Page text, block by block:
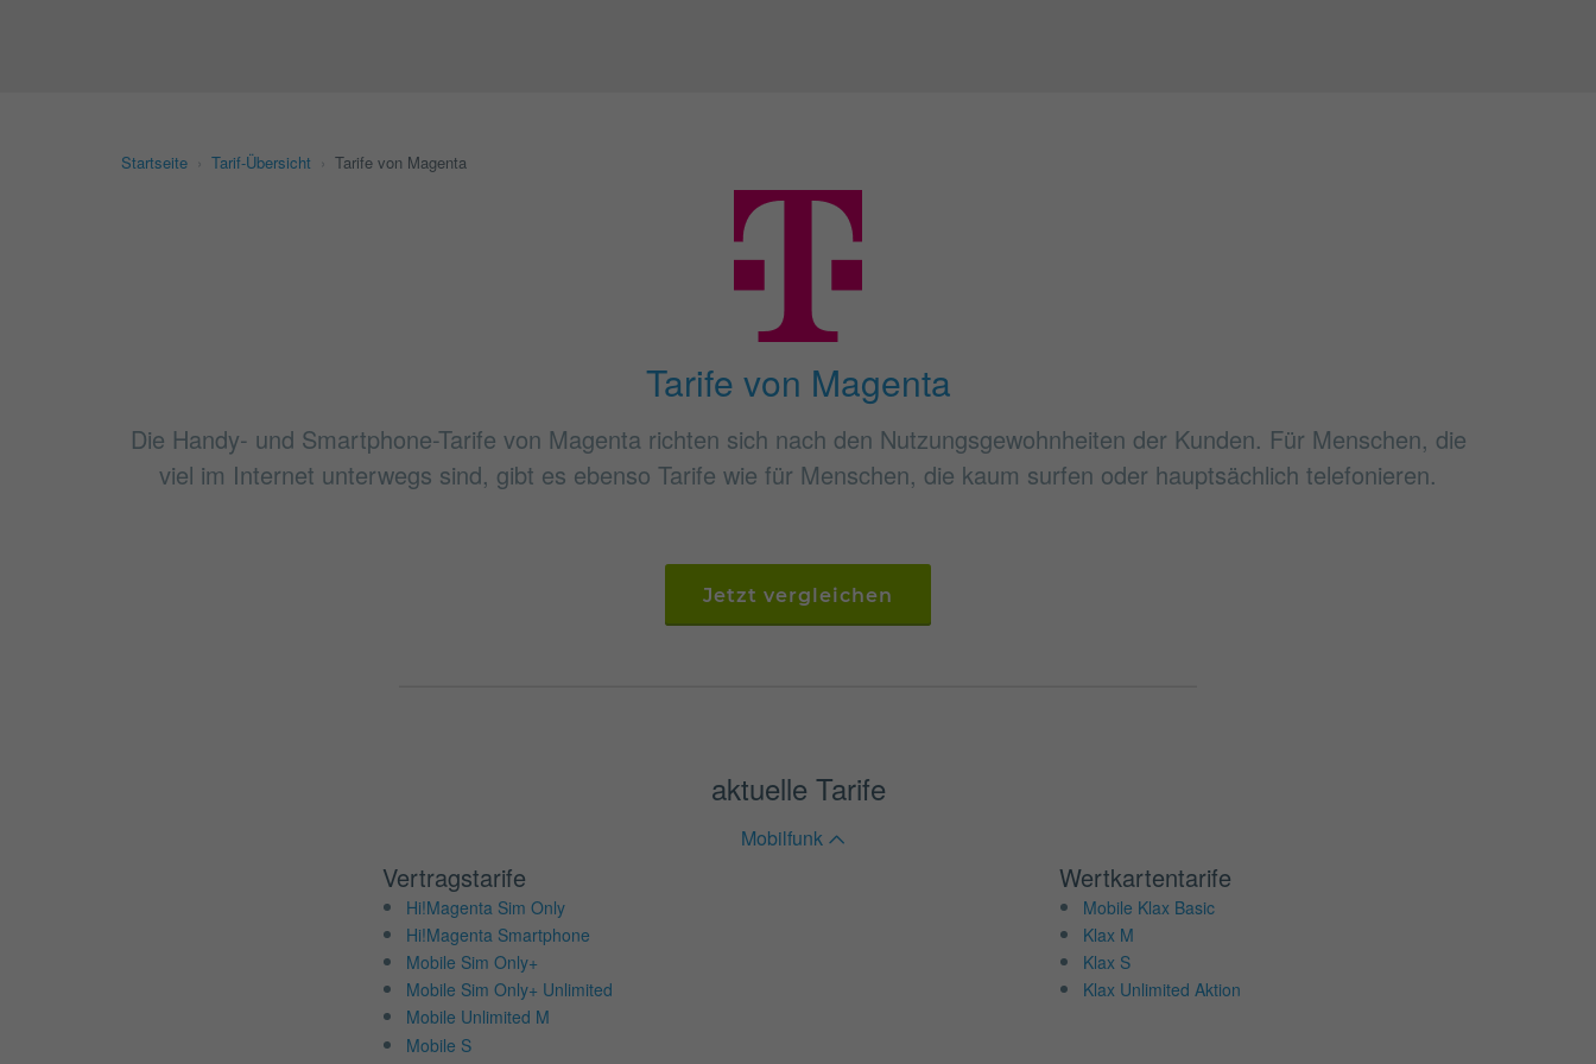
Startseite Tarif-Übersicht Tarife von Magenta
Tarife von Magenta
Die Handy- und Smartphone-Tarife von Magenta richten sich nach den Nutzungsgewohnheiten der Kunden. Für Menschen, die
viel im Internet unterwegs sind, gibt es ebenso Tarife wie für Menschen, die kaum surfen oder hauptsächlich telefonieren.
Jetzt vergleichen
aktuelle Tarife
Mobilfunk
Vertragstarife
Hi!Magenta Sim Only
Hi!Magenta Smartphone
Mobile Sim Only+
Mobile Sim Only+ Unlimited
Mobile Unlimited M
Mobile S
Wertkartentarife
Mobile Klax Basic
Klax M
Klax S
Klax Unlimited Aktion